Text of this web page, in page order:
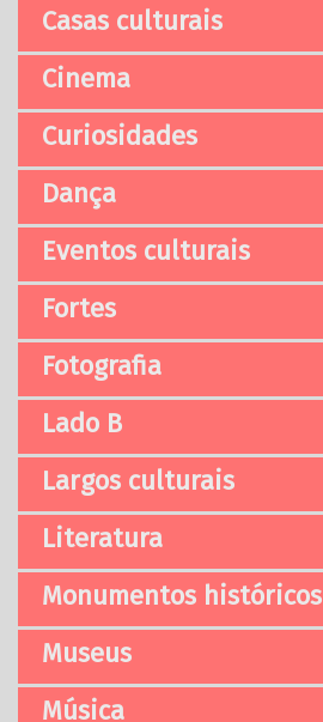
Casas culturais
Cinema
Curiosidades
Dança
Eventos culturais
Fortes
Fotografia
Lado B
Largos culturais
Literatura
Monumentos históricos
Museus
Música